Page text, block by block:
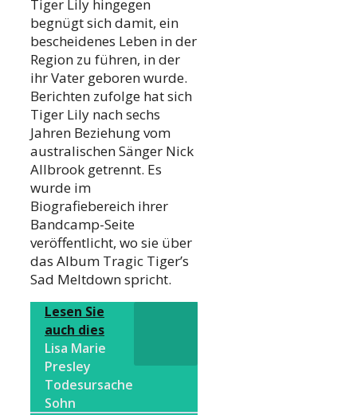
Tiger Lily hingegen
begnügt sich damit, ein
bescheidenes Leben in der
Region zu führen, in der
ihr Vater geboren wurde.
Berichten zufolge hat sich
Tiger Lily nach sechs
Jahren Beziehung vom
australischen Sänger Nick
Allbrook getrennt. Es
wurde im
Biografiebereich ihrer
Bandcamp-Seite
veröffentlicht, wo sie über
das Album Tragic Tiger’s
Sad Meltdown spricht.
Lesen Sie
auch dies
Lisa Marie
Presley
Todesursache
Sohn